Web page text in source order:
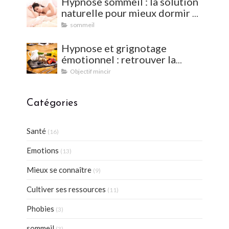
naturelle pour mieux dormir et
vaincre les insomnies
sommeil
Hypnose et grignotage
émotionnel : retrouver la
satiété et l'équilibre
Objectif mincir
Catégories
Santé (16)
Emotions (13)
Mieux se connaître (9)
Cultiver ses ressources (11)
Phobies (3)